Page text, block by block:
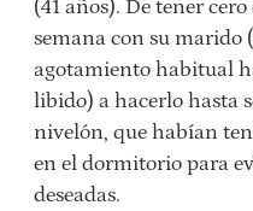
(41 años). De tener
semana con su marido
agotamiento habitual
libido) a hacerlo hasta
nivelón, que habían
en el dormitorio para
deseadas.